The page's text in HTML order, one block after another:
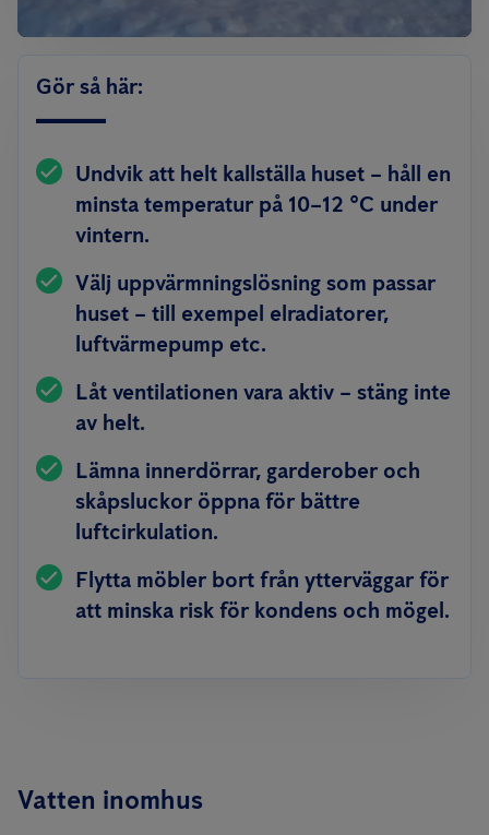
Gör så här:
Undvik att helt kallställa huset – håll en
minsta temperatur på 10–12 °C under
vintern.
Välj uppvärmningslösning som passar
huset – till exempel elradiatorer,
luftvärmepump etc.
Låt ventilationen vara aktiv – stäng inte
av helt.
Lämna innerdörrar, garderober och
skåpsluckor öppna för bättre
luftcirkulation.
Flytta möbler bort från ytterväggar för
att minska risk för kondens och mögel.
Vatten inomhus